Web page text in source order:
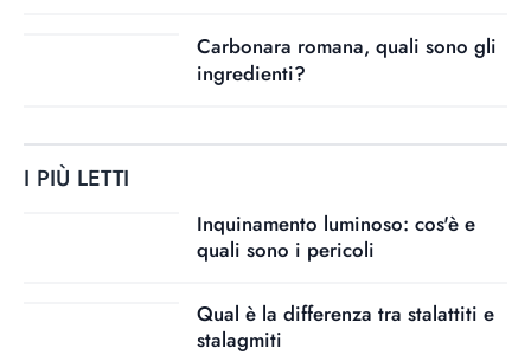
Carbonara romana, quali sono gli
ingredienti?
I PIÙ LETTI
Inquinamento luminoso: cos'è e
quali sono i pericoli
Qual è la differenza tra stalattiti e
stalagmiti